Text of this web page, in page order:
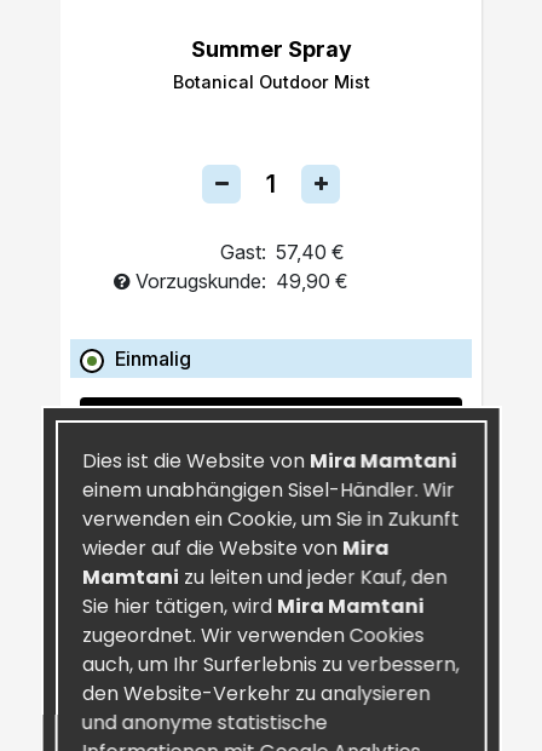
Summer Spray
Botanical Outdoor Mist
Gast: 57,40 €
Vorzugskunde: 49,90 €
Einmalig
IN DEN WARENKORB
Dies ist die Website von Mira Mamtani
einem unabhängigen Sisel-Händler. Wir
verwenden ein Cookie, um Sie in Zukunft
wieder auf die Website von Mira
Mamtani zu leiten und jeder Kauf, den
Sie hier tätigen, wird Mira Mamtani
zugeordnet. Wir verwenden Cookies
auch, um Ihr Surferlebnis zu verbessern,
den Website-Verkehr zu analysieren
und anonyme statistische